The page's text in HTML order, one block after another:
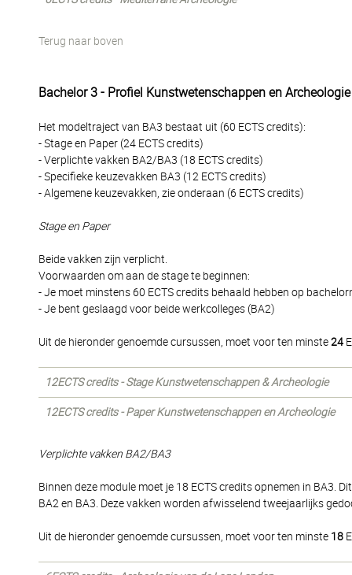
Terug naar boven
Bachelor 3 - Profiel Kunstwetenschappen en Archeologie
Het modeltraject van BA3 bestaat uit (60 ECTS credits):
- Stage en Paper (24 ECTS credits)
- Verplichte vakken BA2/BA3 (18 ECTS credits)
- Specifieke keuzevakken BA3 (12 ECTS credits)
- Algemene keuzevakken, zie onderaan (6 ECTS credits)
Stage en Paper
Beide vakken zijn verplicht.
Voorwaarden om aan de stage te beginnen:
- Je moet minstens 60 ECTS credits behaald hebben op
- Je bent geslaagd voor beide werkcolleges (BA2)
Uit de hieronder genoemde cursussen, moet voor ten minste24
12ECTS credits - Stage Kunstwetenschappen & Archeologie
12ECTS credits - Paper Kunstwetenschappen en Archeologie
Verplichte vakken BA2/BA3
Binnen deze module moet je 18 ECTS credits opnemen in BA3.
BA2 en BA3. Deze vakken worden afwisselend tweejaarlijks
Uit de hieronder genoemde cursussen, moet voor ten minste 18